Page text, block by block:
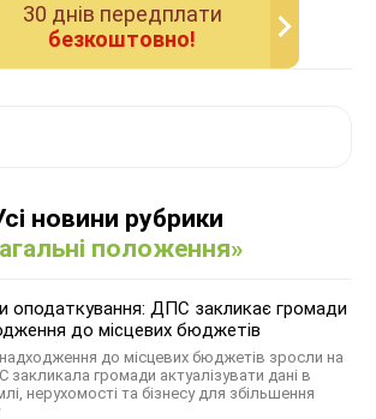
30 днiв передплати
безкоштовно!
новини рубрики
положення»
оподаткування: ДПС закликає громади
до місцевих бюджетів
до місцевих бюджетів зросли на
закликала громади актуалізувати дані в
нерухомості та бізнесу для збільшення